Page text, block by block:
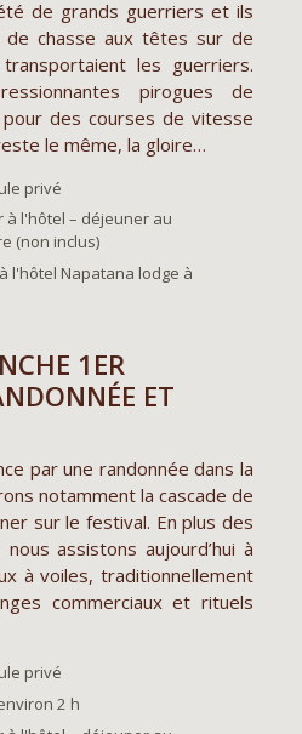
de grands guerriers et ils
chasse aux têtes sur de
les guerriers.
pirogues de
des courses de vitesse
le même, la gloire…
privé
à l'hôtel – déjeuner au
(non inclus)
l'hôtel Napatana lodge à
1ER
ET
par une randonnée dans la
notamment la cascade de
sur le festival. En plus des
assistons aujourd’hui à
à voiles, traditionnellement
commerciaux et rituels
privé
2 h